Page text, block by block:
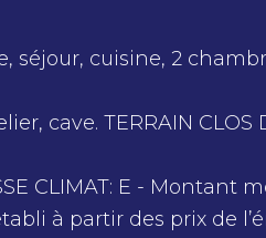
séjour, cuisine, 2
cave. TERRAIN CLOS
CLIMAT: E -
à partir des prix de